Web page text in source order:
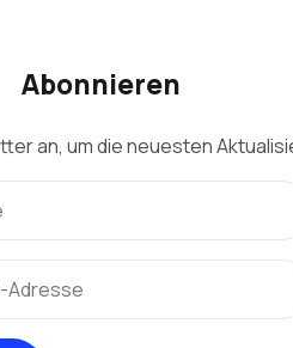
Abonnieren
an, um die neuesten